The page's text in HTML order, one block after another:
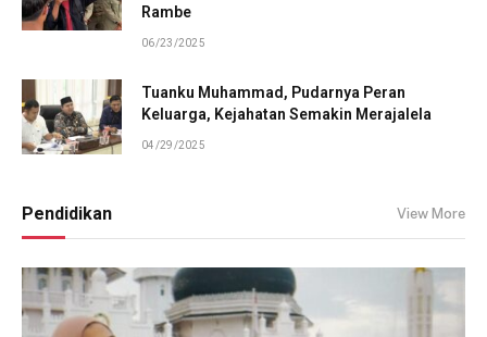
Rambe
06/23/2025
Tuanku Muhammad, Pudarnya Peran
Keluarga, Kejahatan Semakin Merajalela
04/29/2025
Pendidikan View More